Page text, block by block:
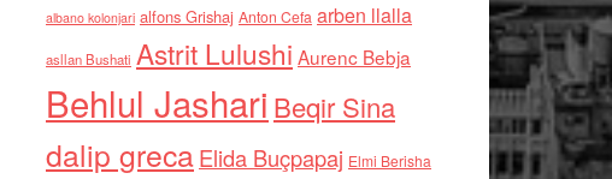
albano kolonjari alfons Grishaj Anton Cefa arben llalla
asllan Bushati Astrit Lulushi Aurenc Bebja
Behlul Jashari Beqir Sina
dalip grecaElida Buçpapaj Elmi Berisha